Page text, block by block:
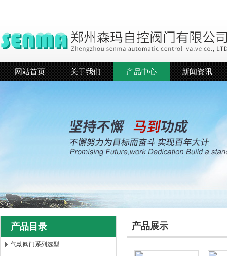
网站首页 关于我们 产品中心 新闻资讯
产品目录
气动阀门系列选型
产品展示